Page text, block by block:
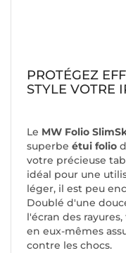
PROTÉGEZ
STYLE VOTRE
Le MW Folio
superbe étui folio
votre précieuse
idéal pour une
léger, il est peu
Doublé d'une
l'écran des
en eux-mêmes
contre les chocs.